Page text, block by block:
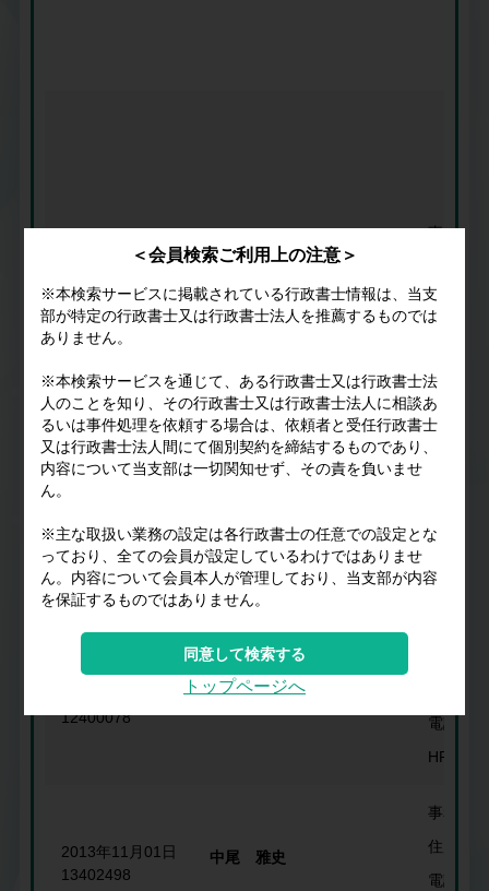
＜会員検索ご利用上の注意＞
※本検索サービスに掲載されている行政書士情報は、当支
部が特定の行政書士又は行政書士法人を推薦するものでは
ありません。
※本検索サービスを通じて、ある行政書士又は行政書士法
人のことを知り、その行政書士又は行政書士法人に相談あ
るいは事件処理を依頼する場合は、依頼者と受任行政書士
又は行政書士法人間にて個別契約を締結するものであり、
内容について当支部は一切関知せず、その責を負いませ
ん。
※主な取扱い業務の設定は各行政書士の任意での設定とな
っており、全ての会員が設定しているわけではありませ
ん。内容について会員本人が管理しており、当支部が内容
を保証するものではありません。
同意して検索する
トップページへ
2010年07月01日
10401749
堺 太一郎
事務所名
電話番号
2010年08月15日
10402126
庄山 清美
事務所名
住所
12400078
山下 祐一
電話番号
HP
2013年11月01日
13402498
中尾 雅史
事務所名
住所
電話番号